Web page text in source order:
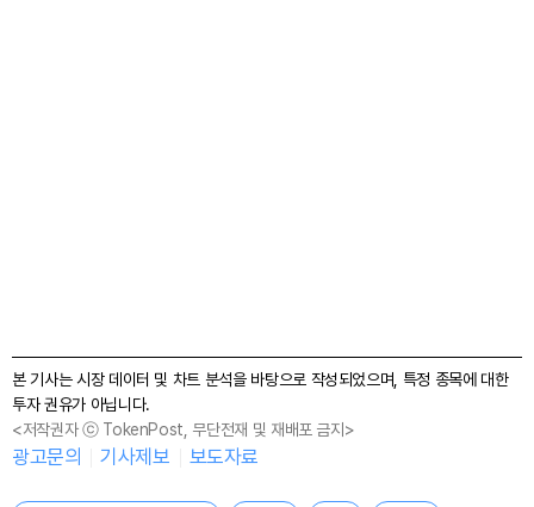
본 기사는 시장 데이터 및 차트 분석을 바탕으로 작성되었으며, 특정 종목에 대한
투자 권유가 아닙니다.
<저작권자 ⓒ TokenPost, 무단전재 및 재배포 금지>
광고문의 기사제보 보도자료